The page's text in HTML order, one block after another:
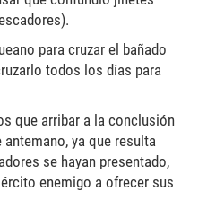
para cruzar el bañado
todos los días para
que arribar a la conclusión
ya que resulta
se hayan presentado,
enemigo a ofrecer sus